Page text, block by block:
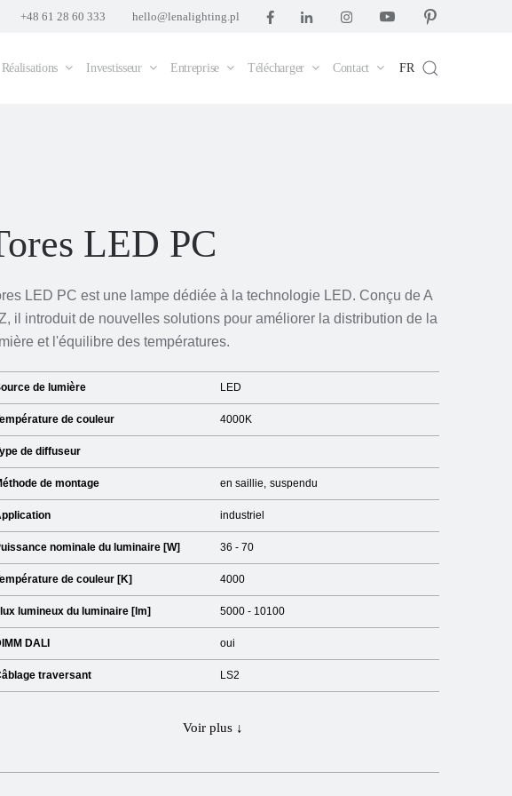
+48 61 28 60 333 hello@lenalighting.pl
Réalisations Investisseur Entreprise Télécharger Contact FR
LED PC
LED PC est une lampe dédiée à la technologie LED. Conçu de A
il introduit de nouvelles solutions pour améliorer la distribution de la
et l'équilibre des températures.
de lumière LED
de couleur 4000K
de diffuseur
de montage en saillie suspendu
industriel
nominale du luminaire [W] 36 - 70
de couleur [K] 4000
lumineux du luminaire [lm] 5000 - 10100
DALI oui
traversant LS2
Voir plus ↓